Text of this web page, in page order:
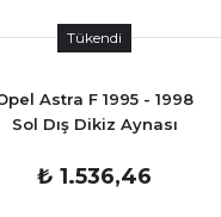
Tükendi
Astra F 1995 - 1998
Sol Dış Dikiz Aynası
₺ 1.536,46